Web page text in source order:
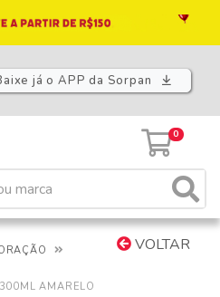
já o APP da Sorpan
0
VOLTAR
AMARELO